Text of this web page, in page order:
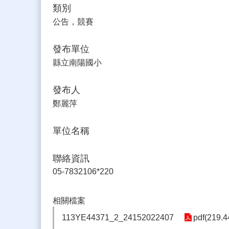
類別
公告，競賽
發布單位
縣立南陽國小
發布人
鄭麗萍
單位名稱
聯絡資訊
05-7832106*220
相關檔案
113YE44371_2_24152022407